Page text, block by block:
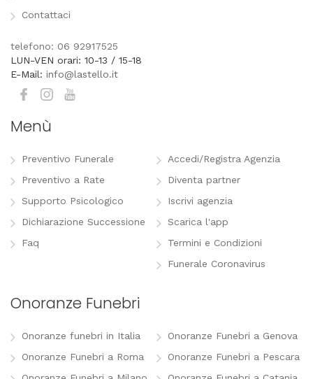
Contattaci
telefono: 06 92917525
LUN-VEN orari: 10-13 / 15-18
E-Mail: info@lastello.it
Menù
Preventivo Funerale
Preventivo a Rate
Supporto Psicologico
Dichiarazione Successione
Faq
Accedi/Registra Agenzia
Diventa partner
Iscrivi agenzia
Scarica l'app
Termini e Condizioni
Funerale Coronavirus
Onoranze Funebri
Onoranze funebri in Italia
Onoranze Funebri a Roma
Onoranze Funebri a Genova
Onoranze Funebri a Pescara